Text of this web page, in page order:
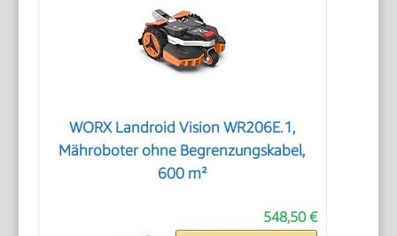
WORX Landroid Vision WR206E.1,
Mähroboter ohne Begrenzungskabel,
600 m²
548,50 €